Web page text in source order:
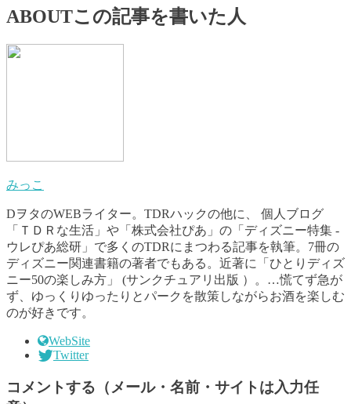
ABOUTこの記事を書いた人
みっこ
DヲタのWEBライター。TDRハックの他に、 個人ブログ
「ＴＤＲな生活」や「株式会社ぴあ」の「ディズニー特集 -
ウレぴあ総研」で多くのTDRにまつわる記事を執筆。7冊の
ディズニー関連書籍の著者でもある。近著に「ひとりディズ
ニー50の楽しみ方」 (サンクチュアリ出版 ）。…慌てず急が
ず、ゆっくりゆったりとパークを散策しながらお酒を楽しむ
のが好きです。
WebSite
Twitter
コメントする（メール・名前・サイトは入力任